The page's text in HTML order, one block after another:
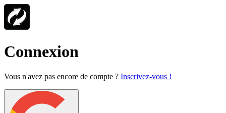
Connexion
Vous n'avez pas encore de compte ? Inscrivez-vous !